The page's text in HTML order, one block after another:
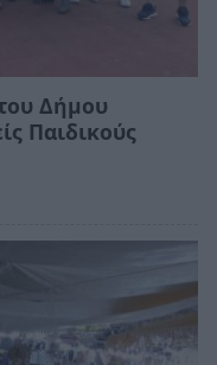
Δήμου
Παιδικούς